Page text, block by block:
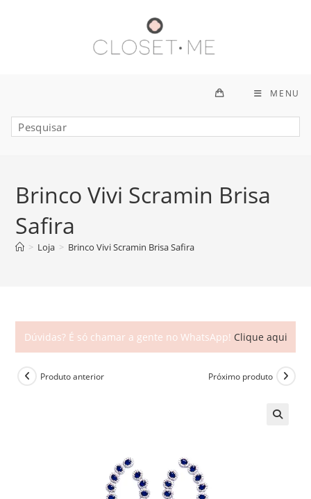
MENU
Brinco Vivi Scramin Brisa
Safira
> Loja > Brinco Vivi Scramin Brisa Safira
Dúvidas? É só chamar a gente no WhatsApp! Clique aqui
Produto anterior Próximo produto